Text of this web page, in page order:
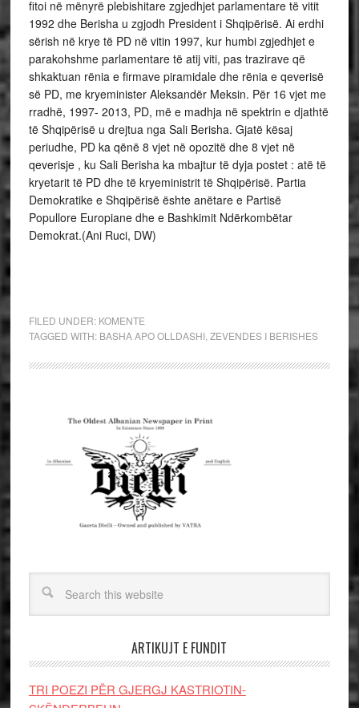
fitoi në mënyrë plebishitare zgjedhjet parlamentare të vitit
1992 dhe Berisha u zgjodh President i Shqipërisë. Ai erdhi
sërish në krye të PD në vitin 1997, kur humbi zgjedhjet e
parakohshme parlamentare të atij viti, pas trazirave që
shkaktuan rënia e firmave piramidale dhe rënia e qeverisë
së PD, me kryeminister Aleksandër Meksin. Për 16 vjet me
rradhë, 1997- 2013, PD, më e madhja në spektrin e djathtë
të Shqipërisë u drejtua nga Sali Berisha. Gjatë kësaj
periudhe, PD ka qënë 8 vjet në opozitë dhe 8 vjet në
qeverisje , ku Sali Berisha ka mbajtur të dyja postet : atë të
kryetarit të PD dhe të kryeministrit të Shqipërisë. Partia
Demokratike e Shqipërisë ështe anëtare e Partisë
Popullore Europiane dhe e Bashkimit Ndërkombëtar
Demokrat.(Ani Ruci, DW)
FILED UNDER: KOMENTE
TAGGED WITH: BASHA APO OLLDASHI, ZEVENDES I BERISHES
ARTIKUJT E FUNDIT
TRI POEZI PËR GJERGJ KASTRIOTIN-